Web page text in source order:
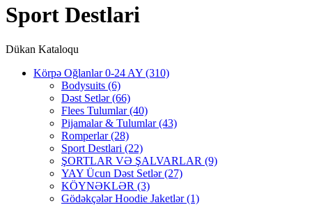
Sport Destlari
Dükan Kataloqu
Körpə Oğlanlar 0-24 AY (310)
Bodysuits (6)
Dəst Setlər(66)
Flees Tulumlar(40)
Pijamalar & Tulumlar(43)
Romperlar(28)
Sport Destlari (22)
ŞORTLAR VƏ ŞALVARLAR (9)
YAY Ücun Dəst Setlər(27)
KÖYNƏKLƏR (3)
Gödəkçələr Hoodie Jaketlər(1)